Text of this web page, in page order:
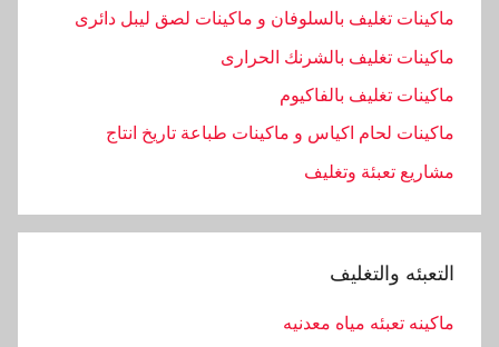
ماكينات تغليف بالسلوفان و ماكينات لصق ليبل دائرى
ماكينات تغليف بالشرنك الحرارى
ماكينات تغليف بالفاكيوم
ماكينات لحام اكياس و ماكينات طباعة تاريخ انتاج
مشاريع تعبئة وتغليف
التعبئه والتغليف
ماكينه تعبئه مياه معدنيه